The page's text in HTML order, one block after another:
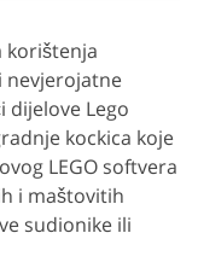
korištenja
nevjerojatne
dijelove Lego
kockica koje
LEGO softvera
i maštovitih
sudionike ili